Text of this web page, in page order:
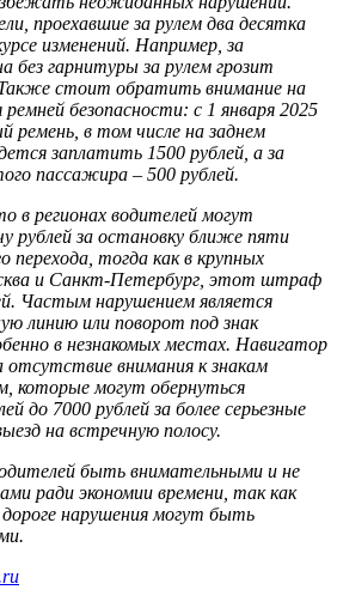
проехавшие за рулем два десятка
изменений. Например, за
без гарнитуры за рулем грозит
стоит обратить внимание на
ремней безопасности: с 1 января 2025
ремень, в том числе на заднем
заплатить 1500 рублей, а за
пассажира – 500 рублей.
в регионах водителей могут
за остановку ближе пяти
перехода, тогда как в крупных
и Санкт-Петербург, этот штраф
Частым нарушением является
линию или поворот под знак
в незнакомых местах. Навигатор
внимания к знакам
которые могут обернуться
до 7000 рублей за более серьезные
на встречную полосу.
быть внимательными и не
ради экономии времени, так как
нарушения могут быть